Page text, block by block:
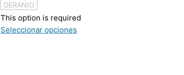
GERANIO
This option is required
Seleccionar opciones